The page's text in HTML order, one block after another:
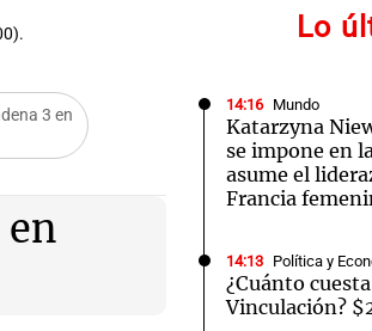
3 en
Lo
14:16 Mundo
Katarzyna
se impone en
asume el
Francia
14:13 Política y
¿Cuánto
Vinculación?